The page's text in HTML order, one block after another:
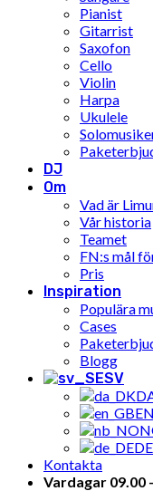
Pianist
Gitarrist
Saxofon
Cello
Violin
Harpa
Ukulele
DJ
Om
Vad är
Vår historia
Teamet
FN:s mål
Pris
Inspiration
Populära
Cases
Blogg
SV
EN
DE
Kontakta
Vardagar 09.00